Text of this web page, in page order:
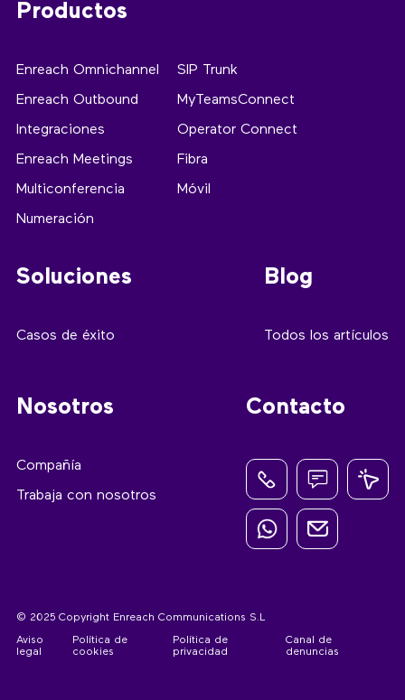
Productos
Enreach Omnichannel
Enreach Outbound
Integraciones
Enreach Meetings
Multiconferencia
Numeración
SIP Trunk
MyTeamsConnect
Operator Connect
Fibra
Móvil
Soluciones
Casos de éxito
Blog
Todos los artículos
Nosotros
Compañía
Trabaja con nosotros
Contacto
© 2025 Copyright Enreach Communications S.L
Aviso
legal
Política de
cookies
Política de
privacidad
Canal de
denuncias